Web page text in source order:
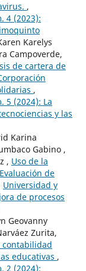
,
4 (2023):
Karelys
Campoverde,
de cartera de
,
5 (2024): La
y las
Karina
Gabino ,
, Uso de la
de
Universidad y
de procesos
Geovanny
Zurita,
contabilidad
educativas ,
2 (2024):